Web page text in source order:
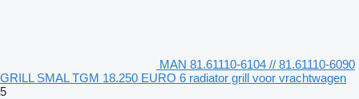
MAN 81.61110-6104 // 81.61110-6090
GRILL SMAL TGM 18.250 EURO 6 radiator grill voor vrachtwagen
5